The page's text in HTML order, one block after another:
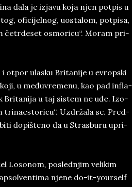
dala je iz­ja­vu koja njen pot­pis u
ofi­cijel­nog, uos­ta­lom, pot­pi­sa,
če­tr­de­set osmo­ri­cu“. Mo­ram pri­
ot­por ula­sku Bri­ta­ni­je u evrop­ski
u međuvre­me­nu, kao pad in­fla­
Bri­ta­ni­ja u taj si­stem ne uđe. Iz­o­
tri­na­e­sto­ri­cu“. Uzdržala se. Pred­
biti do­piš­te­no da u Stras­buru upri­
Lo­­so­nom, po­sled­njim ve­li­kim
nje­ne do-it-your­self